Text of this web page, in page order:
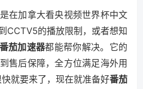
在加拿大看央视频世界杯中文
CCTV5的播放限制，或者想知
番茄加速器都能帮你解决。它的
售后保障，全方位满足海外用
就要来了，现在就准备好番茄